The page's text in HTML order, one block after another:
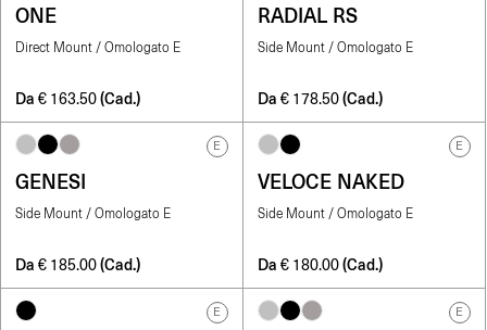
ONE
Direct Mount / Omologato E
Da € 163.50 (Cad.)
RADIAL RS
Side Mount / Omologato E
Da € 178.50 (Cad.)
E
GENESI
Side Mount / Omologato E
Da € 185.00 (Cad.)
E
VELOCE NAKED
Side Mount / Omologato E
Da € 180.00 (Cad.)
E E